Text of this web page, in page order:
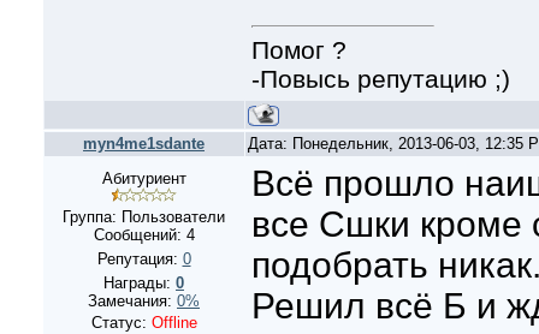
Помог ?
-Повысь репутацию ;)
myn4me1sdante
Дата: Понедельник, 2013-06-03, 12:35
Абитуриент
Группа: Пользователи
Сообщений: 4
Репутация: 0
Награды: 0
Замечания: 0%
Статус: Offline
Всё прошло
все Сшки кроме
подобрать
Решил всё Б и